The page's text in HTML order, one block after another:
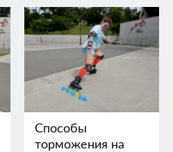
Способы
торможения на